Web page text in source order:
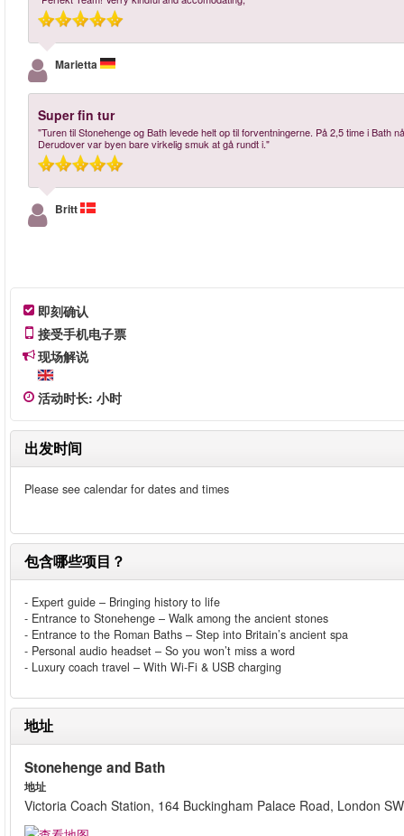
Marietta
Super fin tur
"Turen til Stonehenge og Bath levede helt op til forventningerne. På 2,5 time i
Derudover var byen bare virkelig smuk at gå rundt i."
Britt
即刻确认
接受手机电子票
现场解说
活动时长: 小时
出发时间
Please see calendar for dates and times
包含哪些项目？
- Expert guide – Bringing history to life
- Entrance to Stonehenge – Walk among the ancient stones
- Entrance to the Roman Baths – Step into Britain’s ancient spa
- Personal audio headset – So you won’t miss a word
- Luxury coach travel – With Wi-Fi & USB charging
地址
Stonehenge and Bath
地址
Victoria Coach Station, 164 Buckingham Palace Road, London